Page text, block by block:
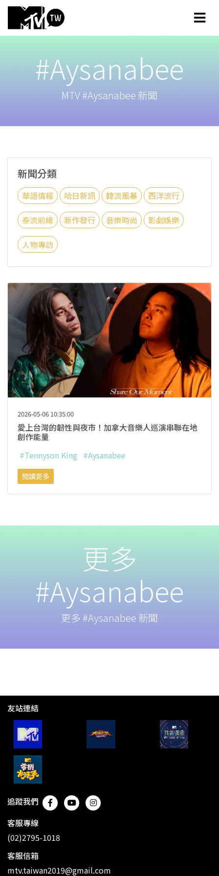
#Aysanabee
MTV #Aysanabee 新聞
新聞分類
華語情報 哈日新訊 韓流風暴 西洋流行
泰流前線 新作發行 音樂時尚 影劇娛樂
人物專訪
2026-05-06 10:35:00
愛上台灣的韌性與夜市！加拿大音樂人巡演串聯在地
創作能量
#Tennyson King #Aysanabee
閱讀更多
更多
#Aysanabee
更多 #Aysanabee 新聞
友站連結
追蹤我們
客服專線
(02)2795-1018
客服信箱
mtv.taiwan2019@gmail.com